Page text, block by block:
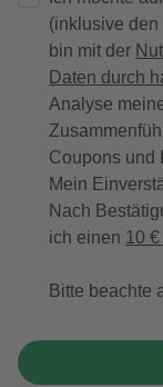
(inklusive den
bin mit der
Daten durch
Analyse
Coupons und
Mein
Nach
ich einen 10
Bitte beachte